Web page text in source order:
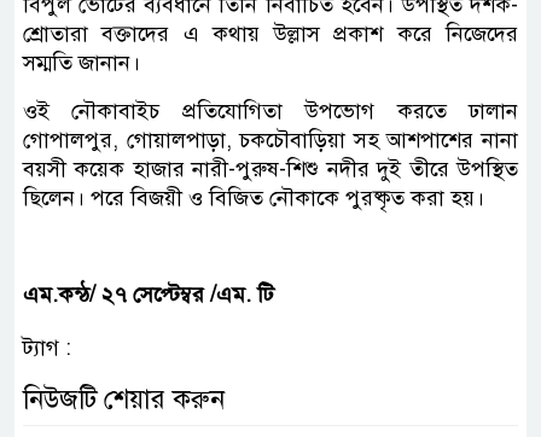
শ্রোতারা বক্তাদের এ কথায় উল্লাস প্রকাশ করে নিজেদের
সম্মতি জানান।
ওই নৌকাবাইচ প্রতিযোগিতা উপভোগ করতে ঢালান
গোপালপুর, গোয়ালপাড়া, চকচৌবাড়িয়া সহ আশপাশের নানা
বয়সী কয়েক হাজার নারী-পুরুষ-শিশু নদীর দুই তীরে উপস্থিত
ছিলেন। পরে বিজয়ী ও বিজিত নৌকাকে পুরষ্কৃত করা হয়।
এম.কন্ঠ/ ২৭ সেপ্টেম্বর /এম. টি
ট্যাগ :
নিউজটি শেয়ার করুন